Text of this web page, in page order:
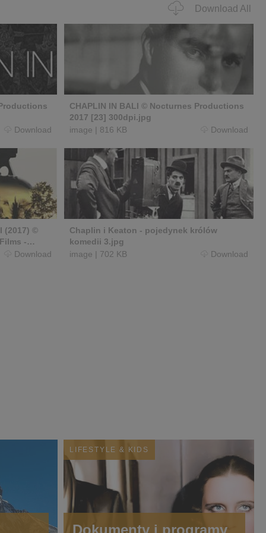
Download All
Download
CHAPLIN IN BALI © Nocturnes Productions
2017 [23] 300dpi.jpg
image | 816 KB Download
(2017) ©
-
Download
Chaplin i Keaton - pojedynek królów
komedii 3.jpg
image | 702 KB Download
LIFESTYLE & KIDS
Dokumenty i programy